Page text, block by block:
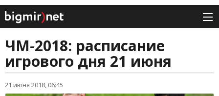
ЧМ-2018: расписание
игрового дня 21 июня
21 июня 2018, 06:45